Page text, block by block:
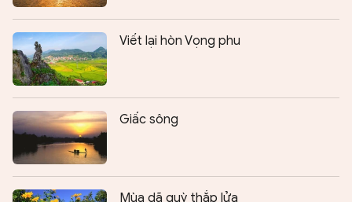
Viết lại hòn Vọng phu
Giấc sông
Mùa dã quỳ thắp lửa